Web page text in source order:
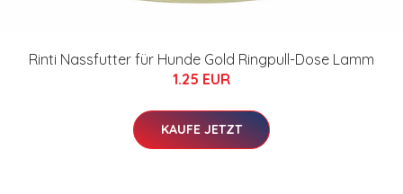
Rinti Nassfutter für Hunde Gold Ringpull-Dose Lamm
1.25 EUR
KAUFE JETZT